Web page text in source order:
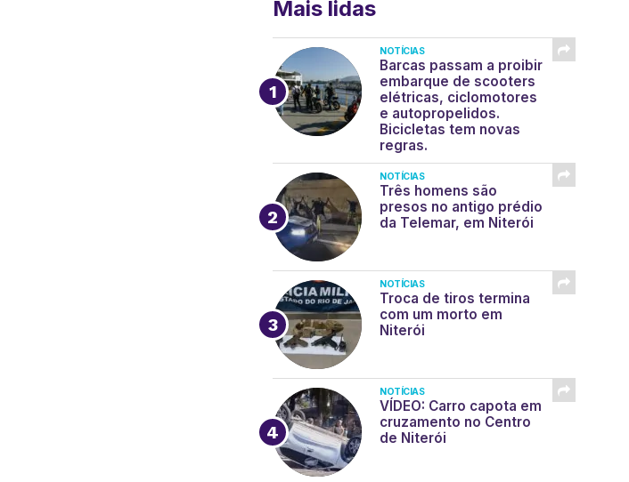
Mais lidas
NOTÍCIAS
Barcas passam a proibir
embarque de scooters
elétricas, ciclomotores
e autopropelidos.
Bicicletas tem novas
regras.
NOTÍCIAS
Três homens são
presos no antigo prédio
da Telemar, em Niterói
NOTÍCIAS
Troca de tiros termina
com um morto em
Niterói
NOTÍCIAS
VÍDEO: Carro capota em
cruzamento no Centro
de Niterói